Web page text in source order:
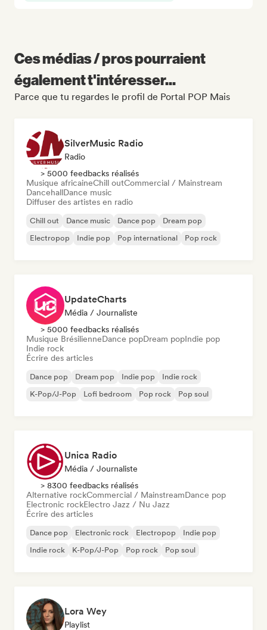
Ces médias / pros pourraient
également t'intéresser...
Parce que tu regardes le profil de Portal POP Mais
SilverMusic Radio
Radio
> 5000 feedbacks réalisés
Musique africaineChill outCommercial / Mainstream
DancehallDance music
Diffuser des artistes en radio
Chill out Dance music Dance pop
Dream pop
Electropop
Indie pop Pop international Pop rock
UpdateCharts
Média / Journaliste
> 5000 feedbacks réalisés
Musique BrésilienneDance popDream popIndie pop
Indie rock
Écrire des articles
Dance pop Dream pop Indie pop
Indie rock
K-Pop/J-Pop
Lofi bedroom Pop rock Pop soul
Unica Radio
Média / Journaliste
> 8300 feedbacks réalisés
Alternative rockCommercial / MainstreamDance pop
Electronic rockElectro Jazz / Nu Jazz
Écrire des articles
Dance pop Electronic rock Electropop
Indie pop
Indie rock
K-Pop/J-Pop Pop rock Pop soul
Lora Wey
Playlist